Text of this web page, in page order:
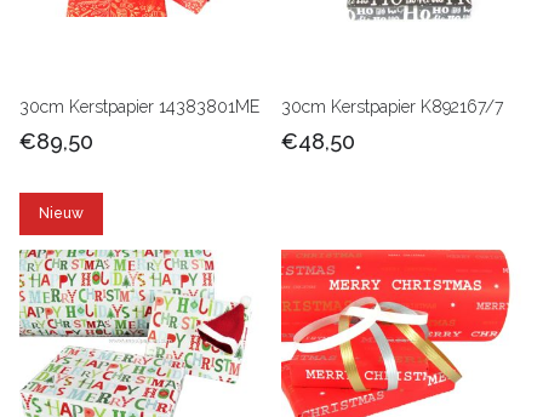
30cm Kerstpapier 14383801ME
€89,50
30cm Kerstpapier K892167/7
€48,50
Nieuw